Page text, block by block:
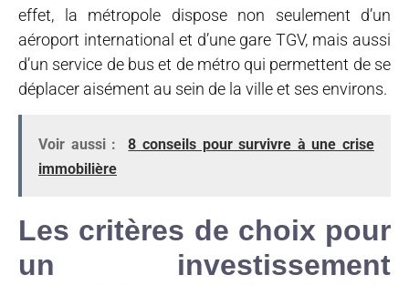
effet, la métropole dispose non seulement d’un
aéroport international et d’une gare TGV, mais aussi
d’un service de bus et de métro qui permettent de se
déplacer aisément au sein de la ville et ses environs.
Voir aussi :
8 conseils pour survivre à une crise
immobilière
Les critères de choix pour
un investissement